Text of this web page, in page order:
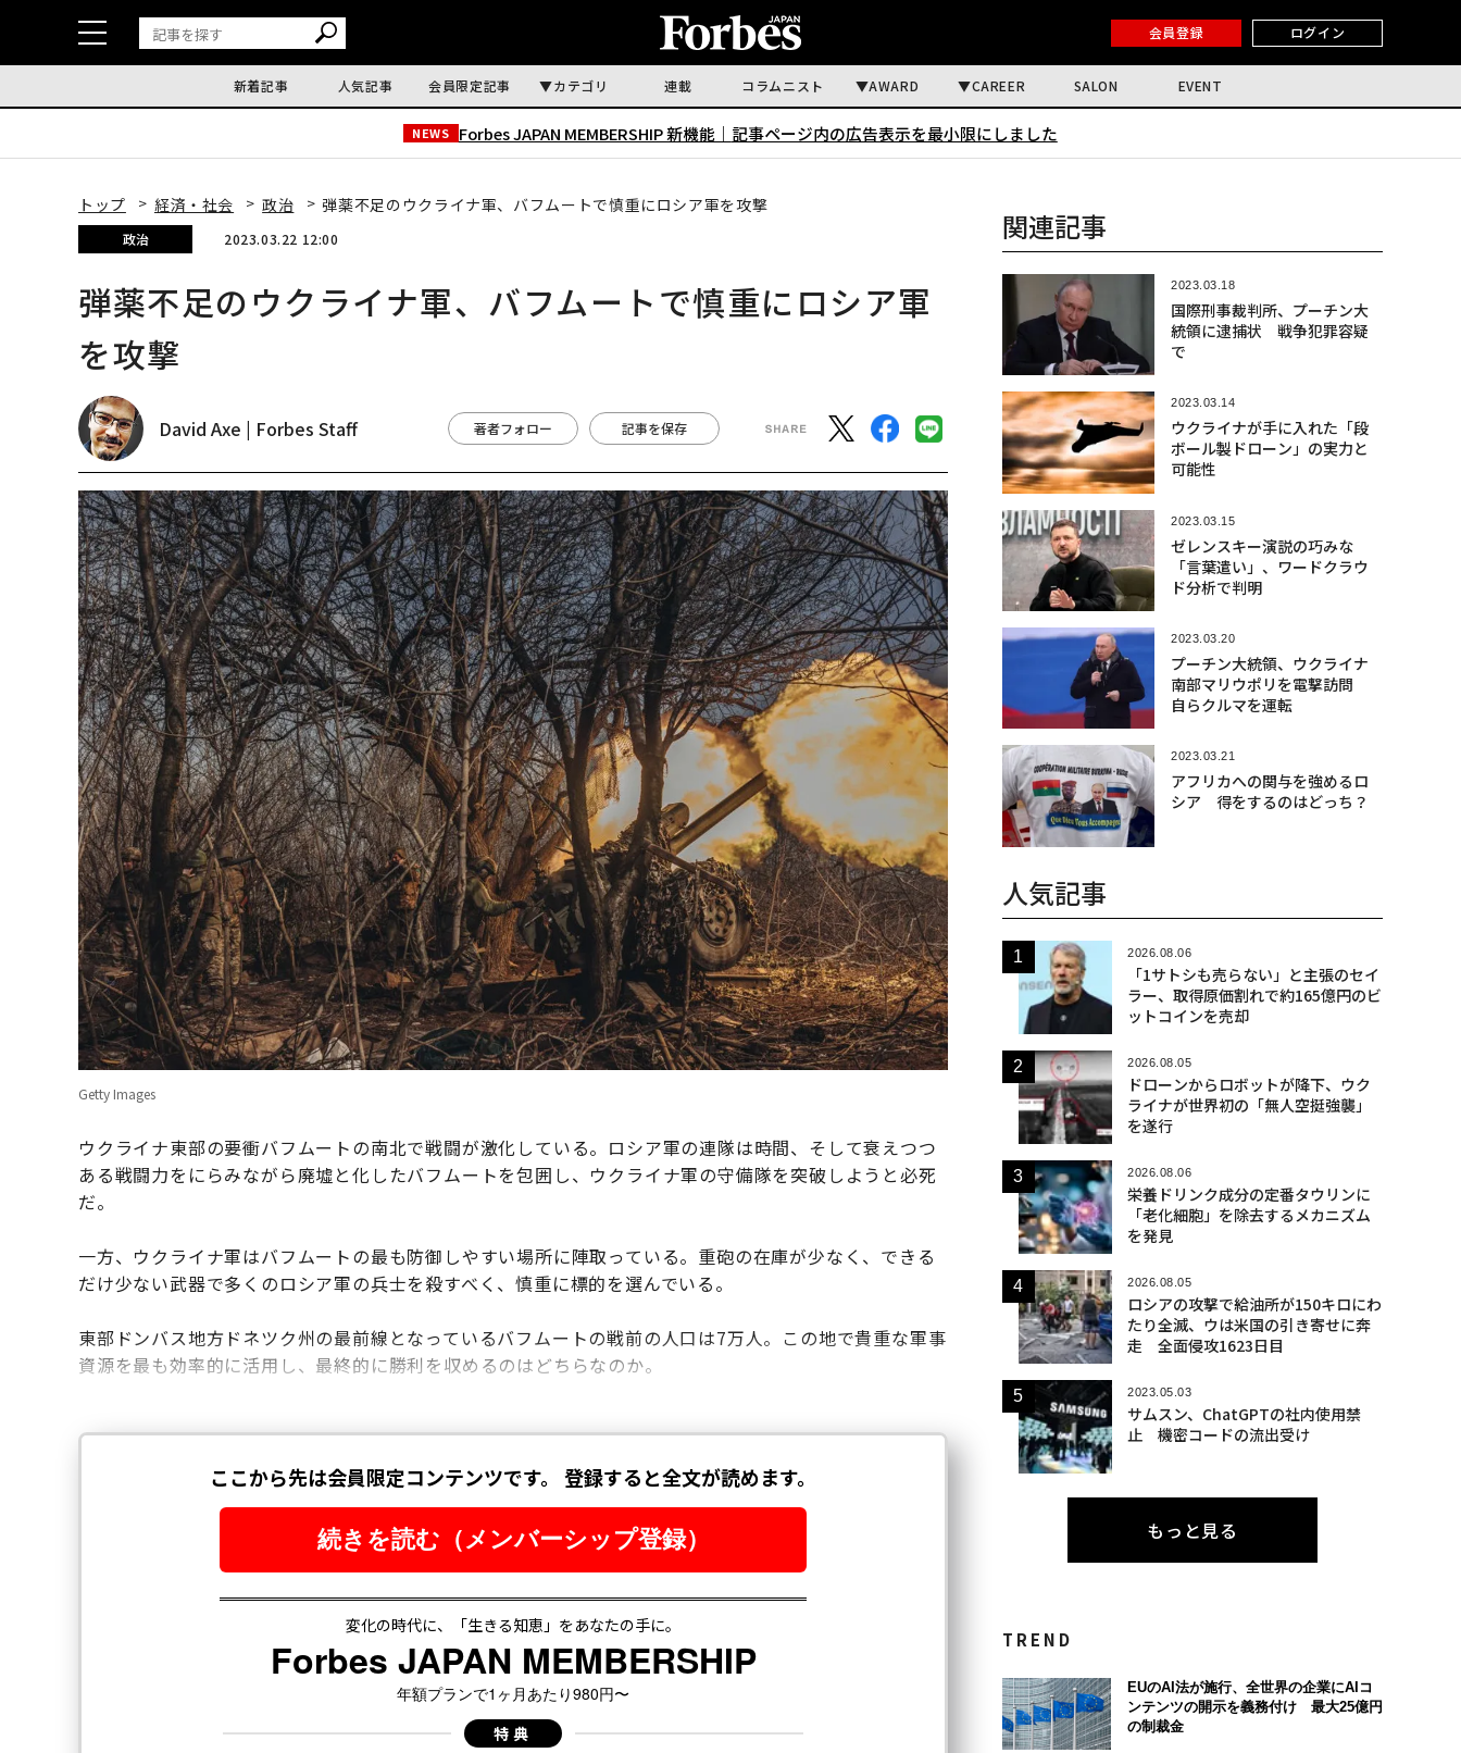
会員登録 ログイン
新着記事 人気記事 会員限定記事 カテゴリ 連載 コラムニスト AWARD CAREER SALON EVENT
NEWS Forbes JAPAN MEMBERSHIP 新機能｜ 記事ページ内の広告表示を最小限にしました
トップ 経済・社会 政治 弾薬不足のウクライナ軍、バフムートで慎重にロシア軍を攻撃
政治 2023.03.22 12:00
弾薬不足のウクライナ軍、バフムートで慎重にロシア軍
を攻撃
David Axe | Forbes Staff 著者フォロー 記事を保存
Getty Images
ウクライナ東部の要衝バフムートの南北で戦闘が激化している。ロシア軍の連隊は時間、そして衰えつつ
ある戦闘力をにらみながら廃墟と化したバフムートを包囲し、ウクライナ軍の守備隊を突破しようと必死
だ。
一方、ウクライナ軍はバフムートの最も防御しやすい場所に陣取っている。重砲の在庫が少なく、できる
だけ少ない武器で多くのロシア軍の兵士を殺すべく、慎重に標的を選んでいる。
東部ドンバス地方ドネツク州の最前線となっているバフムートの戦前の人口は7万人。この地で貴重な軍事
資源を最も効率的に活用し、最終的に勝利を収めるのはどちらなのか。
関連記事
2023.03.18
国際刑事裁判所、プーチン大
統領に逮捕状 戦争犯罪容疑
で
2023.03.14
ウクライナが手に入れた「段
ボール製ドローン」の実力と
可能性
2023.03.15
ゼレンスキー演説の巧みな
「言葉遣い」、ワードクラウ
ド分析で判明
2023.03.20
プーチン大統領、ウクライナ
南部マリウポリを電撃訪問
自らクルマを運転
2023.03.21
アフリカへの関与を強めるロ
シア 得をするのはどっち？
人気記事
2026.08.06
「1サトシも売らない」と主張のセイ
ラー、取得原価割れで約165億円のビ
ットコインを売却
2026.08.05
ドローンからロボットが降下、ウク
ライナが世界初の「無人空挺強襲」
を遂行
2026.08.06
栄養ドリンク成分の定番タウリンに
「老化細胞」を除去するメカニズム
を発見
2026.08.05
ロシアの攻撃で給油所が150キロにわ
たり全滅、ウは米国の引き寄せに奔
走 全面侵攻1623日目
2023.05.03
サムスン、ChatGPTの社内使用禁
止 機密コードの流出受け
もっと見る
TREND
EUのAI法が施行、全世界の企業にAIコ
ンテンツの開示を義務付け 最大25億円
の制裁金